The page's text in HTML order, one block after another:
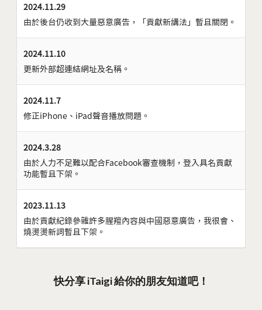
2024.11.29
由於後台仍收到大量惡意廣告，「貢獻新講法」暫且關閉。
2024.11.10
更新外部超連結網址及名稱。
2024.11.7
修正iPhone、iPad聲音播放問題。
2024.3.28
由於人力不足難以配合Facebook審查機制，登入具名貢獻
功能暫且下架。
2023.11.13
由於貢獻紀錄參雜許多腥羶內容與中國惡意廣告，我很會、
燒燙燙新詞暫且下架。
快分享 iTaigi 給你的朋友知道吧！